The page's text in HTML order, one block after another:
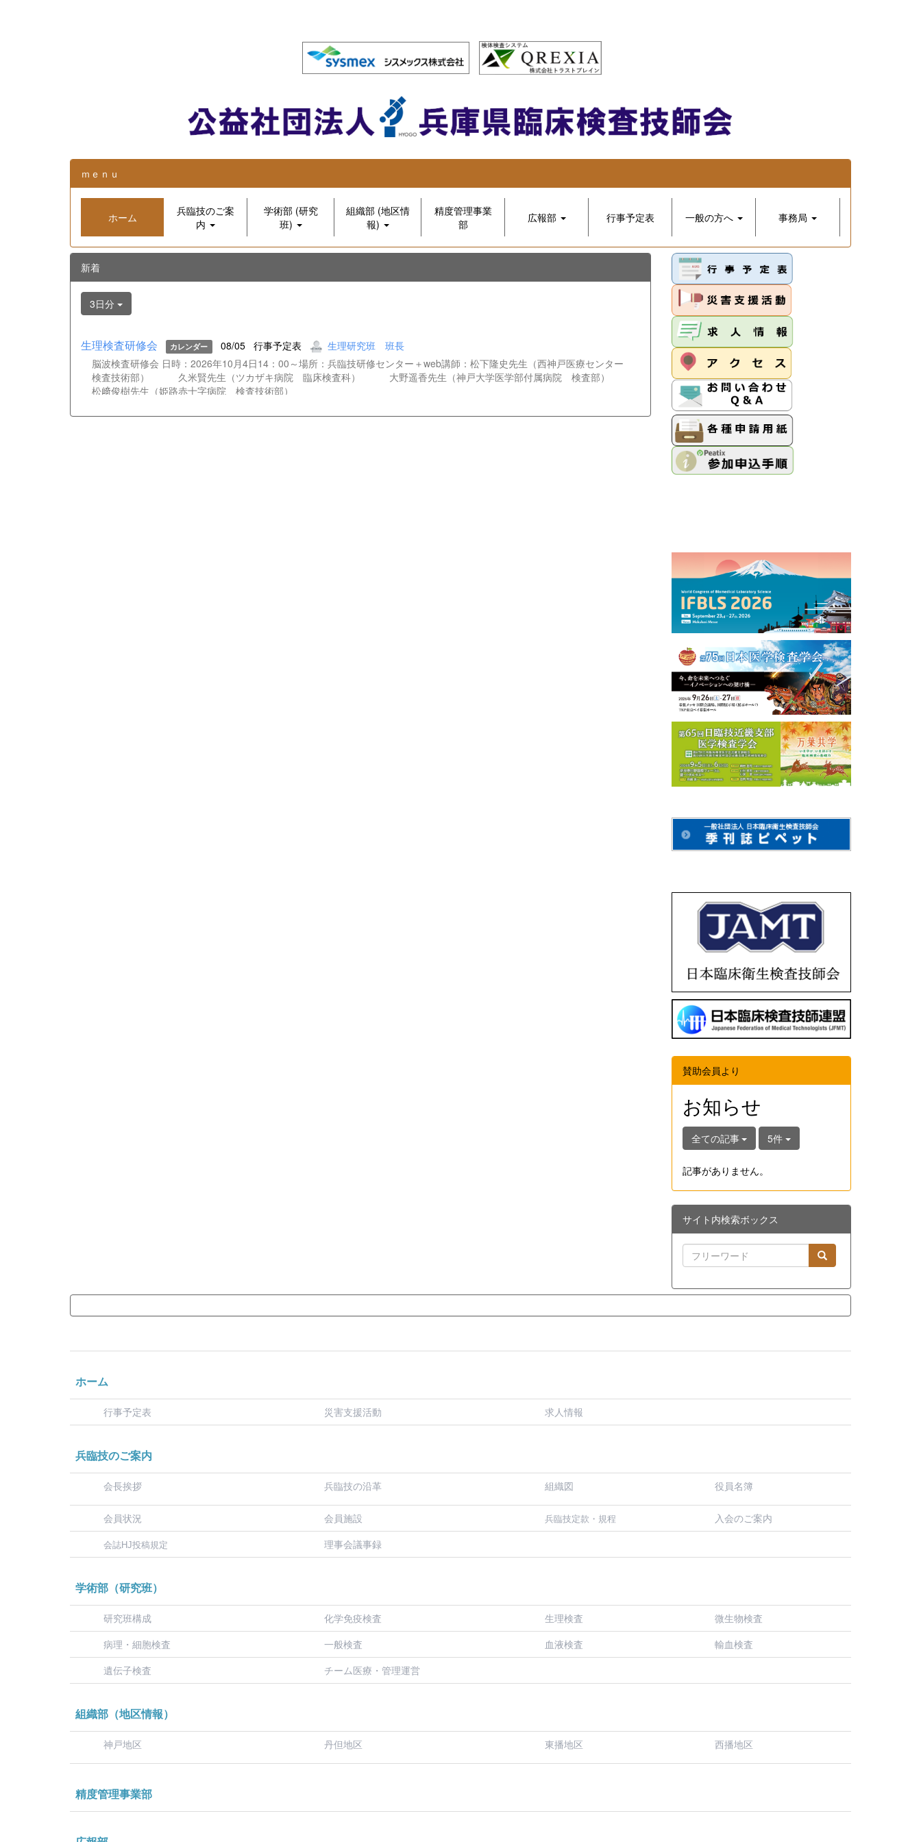
ｍｅｎｕ
ホーム
兵臨技のご案
内
学術部 (研究
班)
組織部 (地区情
報)
精度管理事業
部
広報部 行事予定表 一般の方へ 事務局
新着
3日分
生理検査研修会 カレンダー 08/05 行事予定表
生理研究班 班長
脳波検査研修会 日時：2026年10月4日14：00～場所：兵臨技研修センター＋web講師：松下隆史先生（西神戸医療センター
検査技術部） 久米賢先生（ツカザキ病院 臨床検査科） 大野遥香先生（神戸大学医学部付属病院 検査部）
松﨑俊樹先生（姫路赤十字病院 検査技術部）
賛助会員より
お知らせ
全ての記事 5件
記事がありません。
サイト内検索ボックス
ホーム
行事予定表 災害支援活動 求人情報
兵臨技のご案内
会長挨拶 兵臨技の沿革 組織図 役員名簿
会員状況 会員施設 兵臨技定款・規程 入会のご案内
会誌HJ投稿規定 理事会議事録
学術部（研究班）
研究班構成 化学免疫検査 生理検査
微生物検査
病理・細胞検査
一般検査 血液検査
輸血検査
遺伝子検査
チーム医療・管理運営
組織部（地区情報）
神戸地区 丹但地区 東播地区 西播地区
精度管理事業部